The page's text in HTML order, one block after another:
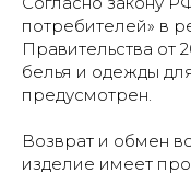
потребителей» в
Правительства от
белья и одежды
предусмотрен.
Возврат и обмен
изделие имеет